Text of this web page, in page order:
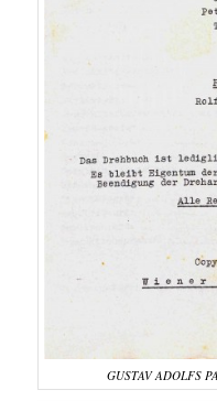
GUSTAV ADOLFS